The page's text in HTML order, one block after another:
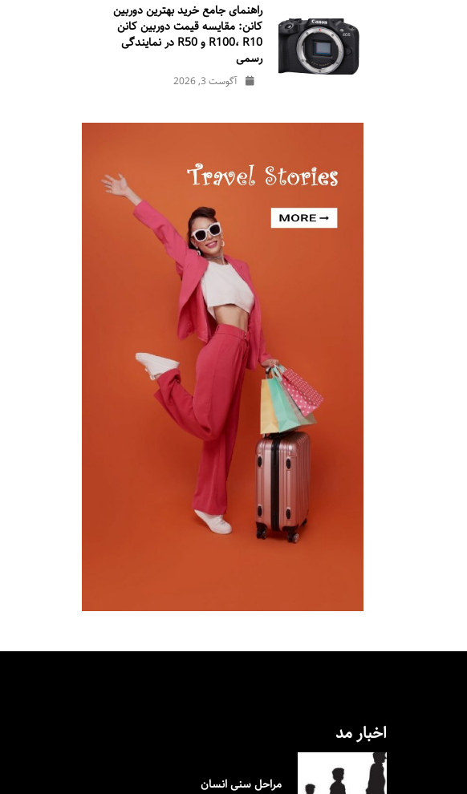
راهنمای جامع خرید بهترین دوربین
کانن: مقایسه قیمت دوربین کانن
R100، R10 و R50 در نمایندگی
رسمی
آگوست 3, 2026
اخبار مد
مراحل سنی انسان